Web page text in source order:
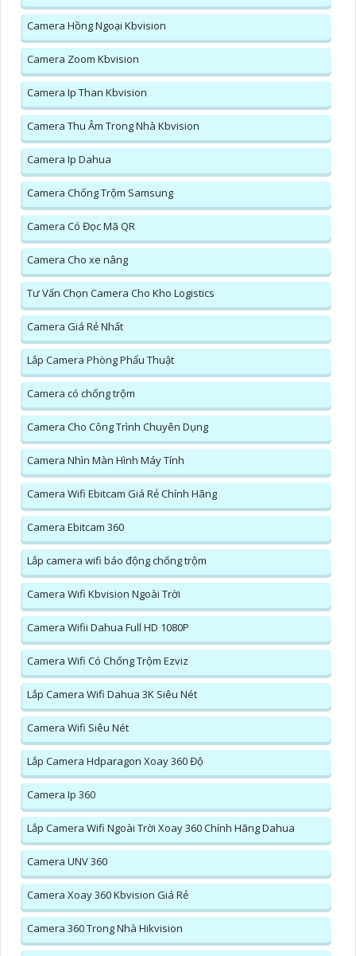
Camera Hồng Ngoại Kbvision
Camera Zoom Kbvision
Camera Ip Than Kbvision
Camera Thu Âm Trong Nhà Kbvision
Camera Ip Dahua
Camera Chống Trộm Samsung
Camera Có Đọc Mã QR
Camera Cho xe nâng
Tư Vấn Chọn Camera Cho Kho Logistics
Camera Giá Rẻ Nhất
Lắp Camera Phòng Phẩu Thuật
Camera có chống trộm
Camera Cho Công Trình Chuyên Dụng
Camera Nhìn Màn Hình Máy Tính
Camera Wifi Ebitcam Giá Rẻ Chính Hãng
Camera Ebitcam 360
Lắp camera wifi báo động chống trộm
Camera Wifi Kbvision Ngoài Trời
Camera Wifii Dahua Full HD 1080P
Camera Wifi Có Chống Trộm Ezviz
Lắp Camera Wifi Dahua 3K Siêu Nét
Camera Wifi Siêu Nét
Lắp Camera Hdparagon Xoay 360 Độ
Camera Ip 360
Lắp Camera Wifi Ngoài Trời Xoay 360 Chính Hãng Dahua
Camera UNV 360
Camera Xoay 360 Kbvision Giá Rẻ
Camera 360 Trong Nhà Hikvision